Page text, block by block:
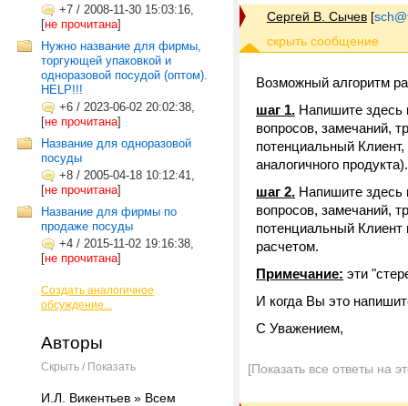
+7 / 2008-11-30 15:03:16,
[не прочитана]
Нужно название для фирмы,
торгующей упаковкой и
одноразовой посудой (оптом).
HELP!!!
+6 / 2023-06-02 20:02:38,
[не прочитана]
Название для одноразовой
посуды
+8 / 2005-04-18 10:12:41,
[не прочитана]
Название для фирмы по
продаже посуды
+4 / 2015-11-02 19:16:38,
[не прочитана]
Создать аналогичное
обсуждение...
Авторы
Скрыть / Показать
И.Л. Викентьев » Всем
Сергей В. Сычев [
Возможный алгоритм
шаг 1. Напишите здесь
вопросов, замечаний,
потенциальный
аналогичного продукта).
шаг 2. Напишите здесь
вопросов, замечаний,
потенциальный Клиент
расчетом.
Примечание: эти
И когда Вы это
С Уважением,
[Показать все ответы на